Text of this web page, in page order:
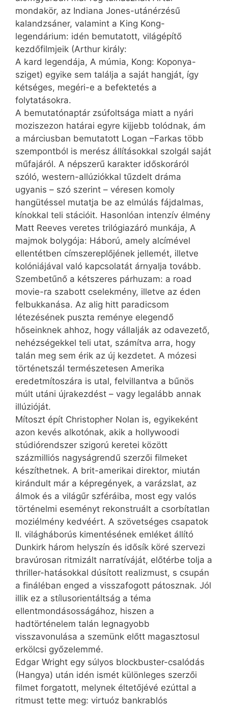
mondakör, az Indiana Jones-utánérzésű
kalandzsáner, valamint a King Kong-
legendárium: idén bemutatott, világépítő
kezdőfilmjeik (Arthur király:
A kard legendája, A múmia, Kong: Koponya-
sziget) egyike sem találja a saját hangját, így
kétséges, megéri-e a befektetés a
folytatásokra.
A bemutatónaptár zsúfoltsága miatt a nyári
moziszezon határai egyre kijjebb tolódnak, ám
a márciusban bemutatott Logan –Farkas több
szempontból is merész állításokkal szolgál saját
műfajáról. A népszerű karakter időskoráról
szóló, western-allúziókkal tűzdelt dráma
ugyanis – szó szerint – véresen komoly
hangütéssel mutatja be az elmúlás fájdalmas,
kínokkal teli stációit. Hasonlóan intenzív élmény
Matt Reeves veretes trilógiazáró munkája, A
majmok bolygója: Háború, amely alcímével
ellentétben címszereplőjének jellemét, illetve
kolóniájával való kapcsolatát árnyalja tovább.
Szembetűnő a kétszeres párhuzam: a road
movie-ra szabott cselekmény, illetve az éden
felbukkanása. Az alig hitt paradicsom
létezésének puszta reménye elegendő
hőseinknek ahhoz, hogy vállalják az odavezető,
nehézségekkel teli utat, számítva arra, hogy
talán meg sem érik az új kezdetet. A mózesi
történetszál természetesen Amerika
eredetmítoszára is utal, felvillantva a bűnös
múlt utáni újrakezdést – vagy legalább annak
illúzióját.
Mítoszt épít Christopher Nolan is, egyikeként
azon kevés alkotónak, akik a hollywoodi
stúdiórendszer szigorú keretei között
százmilliós nagyságrendű szerzői filmeket
készíthetnek. A brit-amerikai direktor, miután
kirándult már a képregények, a varázslat, az
álmok és a világűr szféráiba, most egy valós
történelmi eseményt rekonstruált a csorbítatlan
moziélmény kedvéért. A szövetséges csapatok
II. világháborús kimentésének emléket állító
Dunkirk három helyszín és idősík köré szervezi
bravúrosan ritmizált narratíváját, előtérbe tolja a
thriller-hatásokkal dúsított realizmust, s csupán
a fináléban enged a visszafogott pátosznak. Jól
illik ez a stílusorientáltság a téma
ellentmondásosságához, hiszen a
hadtörténelem talán legnagyobb
visszavonulása a szemünk előtt magasztosul
erkölcsi győzelemmé.
Edgar Wright egy súlyos blockbuster-csalódás
(Hangya) után idén ismét különleges szerzői
filmet forgatott, melynek éltetőjévé ezúttal a
ritmust tette meg: virtuóz bankrablós